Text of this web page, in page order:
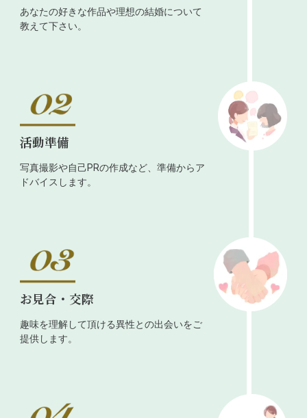
あなたの好きな作品や理想の結婚について
教えて下さい。
活動準備
写真撮影や自己PRの作成など、準備からア
ドバイスします。
お見合・交際
趣味を理解して頂ける異性との出会いをご
提供します。